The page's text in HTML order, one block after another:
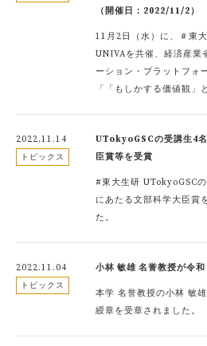
（開催日：2022/11/2）
11月2日（水）に、＃東
UNIVAを共催、経済産業
ーション・プラットフォ
「「もしかする価値観」
2022.11.14
トピックス
UTokyoGSCの受講生4
臣賞等を受賞
#東大生研 UTokyoGSC
にあたる文部科学大臣賞
た。
2022.11.04
トピックス
小林 敏雄 名誉教授が令
本学 名誉教授の小林 敏
綬章を受章されました。